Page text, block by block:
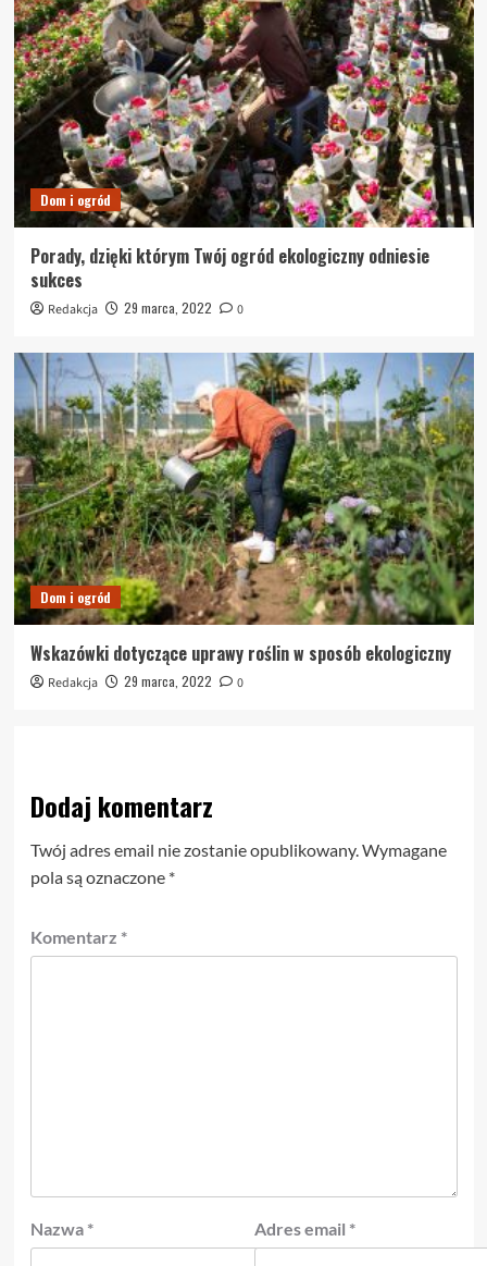
Dom i ogród
Porady, dzięki którym Twój ogród ekologiczny odniesie
sukces
Redakcja 29 marca, 2022 0
Dom i ogród
Wskazówki dotyczące uprawy roślin w sposób ekologiczny
Redakcja 29 marca, 2022 0
Dodaj komentarz
Twój adres email nie zostanie opublikowany.Wymagane
pola są oznaczone *
Komentarz *
Nazwa * Adres email *